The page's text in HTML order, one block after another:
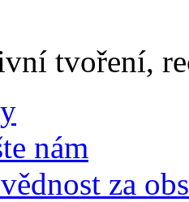
tvoření,
nám
za